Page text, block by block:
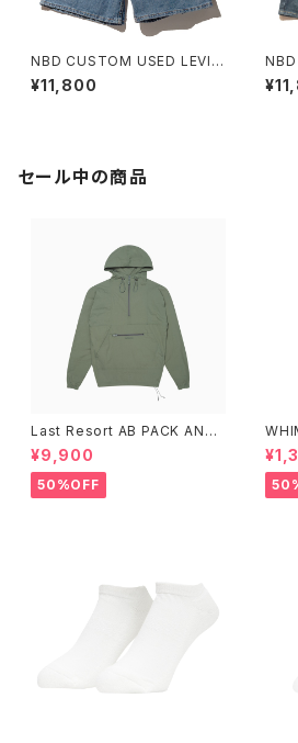
NBD CUSTOM USED LEVI'S
DENIM SHORT D
¥11,800
セール中の商品
Last Resort AB PACK ANO
RAK SAGE
¥9,900
50%OFF